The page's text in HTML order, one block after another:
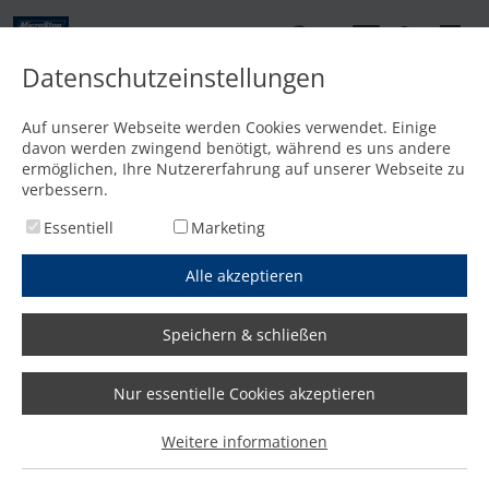
Startseite /Media/News/Weltweit gefragter Baumaschinenhersteller verdreifacht
Weltweit gefragter
Baumaschinenhersteller
Datenschutzeinstellungen
Auf unserer Webseite werden Cookies verwendet. Einige
davon werden zwingend benötigt, während es uns andere
ermöglichen, Ihre Nutzererfahrung auf unserer Webseite zu
verbessern.
Essentiell
Marketing
Alle akzeptieren
Speichern & schließen
Nur essentielle Cookies akzeptieren
Weitere informationen